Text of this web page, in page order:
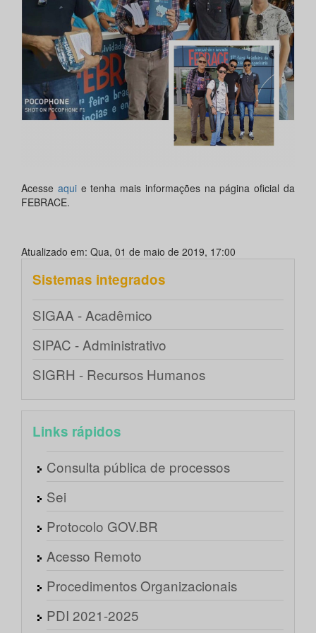
Acesse aquie tenha mais informações na página oficial da
FEBRACE.
Atualizado em: Qua, 01 de maio de 2019, 17:00
Sistemas integrados
SIGAA - Acadêmico
SIPAC - Administrativo
SIGRH - Recursos Humanos
Links rápidos
Consulta pública de processos
Sei
Protocolo GOV.BR
Acesso Remoto
Procedimentos Organizacionais
PDI 2021-2025